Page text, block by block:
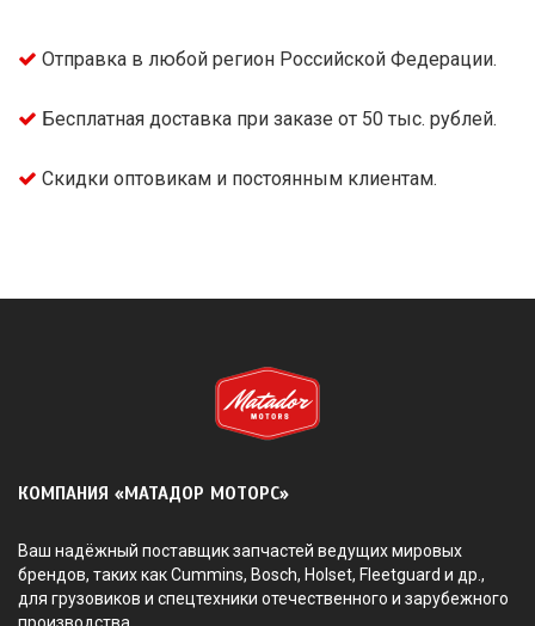
Отправка в любой регион Российской Федерации.
Бесплатная доставка при заказе от 50 тыс. рублей.
Скидки оптовикам и постоянным клиентам.
КОМПАНИЯ «МАТАДОР МОТОРС»
Ваш надёжный поставщик запчастей ведущих мировых
брендов, таких как Cummins, Bosch, Holset, Fleetguard и др.,
для грузовиков и спецтехники отечественного и зарубежного
производства.